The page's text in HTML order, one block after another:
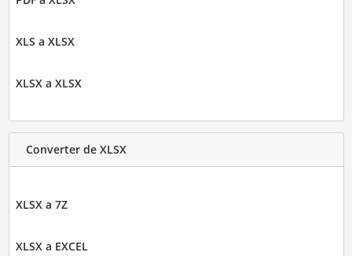
XLS a XLSX
XLSX a XLSX
Converter de XLSX
XLSX a 7Z
XLSX a EXCEL